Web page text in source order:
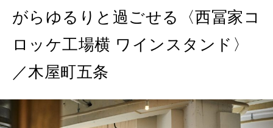
2026年9月号「北海道 おいしく遊ぶ、夏のご褒美旅。」
2026年8月号『お茶の時間です。』
2026年7月号「鎌倉 ローカルが 教えてくれた 本当の歩き方。」
2026年6月号「大銀座 トレンドが生まれる 新しい一流店へ。」
MAGAZINE
がらゆるりと過ごせる〈西冨家コ
ロッケ工場横 ワインスタンド〉
／木屋町五条